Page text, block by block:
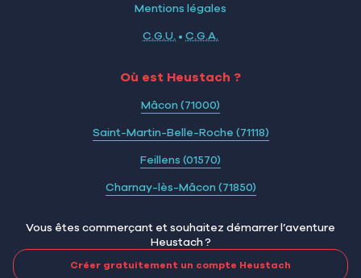
Mentions légales
C.G.U. • C.G.A.
Où est Heustach ?
Mâcon (71000)
Saint-Martin-Belle-Roche (71118)
Feillens (01570)
Charnay-lès-Mâcon (71850)
Vous êtes commerçant et souhaitez démarrer l’aventure
Heustach ?
Créer gratuitement un compte Heustach